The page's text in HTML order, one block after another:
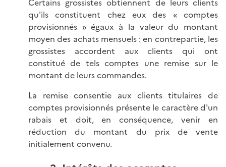
Certains grossistes obtiennent de leurs clients
qu'ils constituent chez eux des « comptes
provisionnés » égaux à la valeur du montant
moyen des achats mensuels : en contrepartie, les
grossistes accordent aux clients qui ont
constitué de tels comptes une remise sur le
montant de leurs commandes.
La remise consentie aux clients titulaires de
comptes provisionnés présente le caractère d'un
rabais et doit, en conséquence, venir en
réduction du montant du prix de vente
initialement convenu.